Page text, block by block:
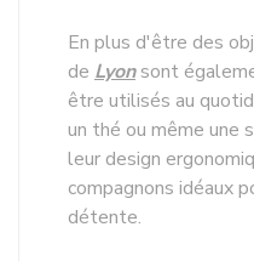
En plus d'être des
de Lyonsont
être utilisés au
un thé ou même une
leur design
compagnons idéaux
détente.